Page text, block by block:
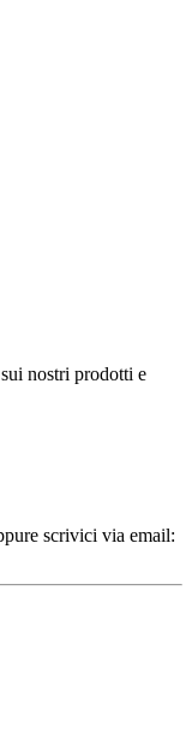
nostri prodotti e
scrivici via email: